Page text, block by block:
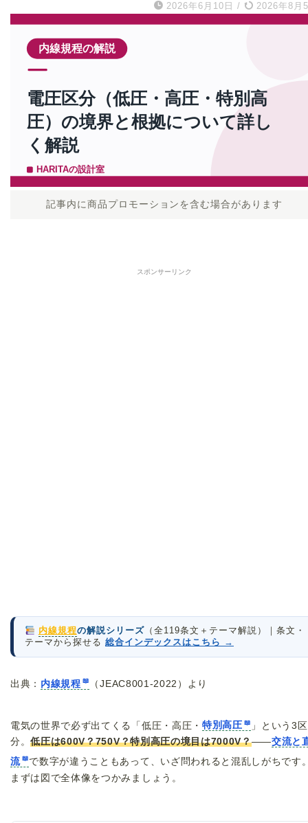
2026年6月10日 / 2026年8月
記事内に商品プロモーションを含む場合があります
スポンサーリンク
内線規程の解説シリーズ（全119条文＋テーマ解説）｜条文・
テーマから探せる 総合インデックスはこちら →
出典： 内線規程 （JEAC8001-2022）より
電気の世界で必ず出てくる「低圧・高圧・ 特別高圧
」という3区
分。低圧は600V？750V？特別高圧の境目は7000V？——交流と
流
で数字が違うこともあって、いざ問われると混乱しがちです
まずは図で全体像をつかみましょう。